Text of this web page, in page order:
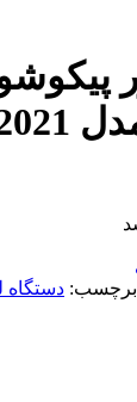
برچسب: دستگاه